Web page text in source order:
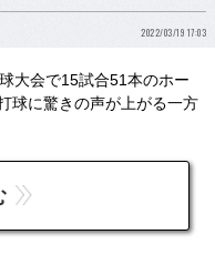
2022/03/19 17:03
大会で15試合51本のホー
球に驚きの声が上がる一方